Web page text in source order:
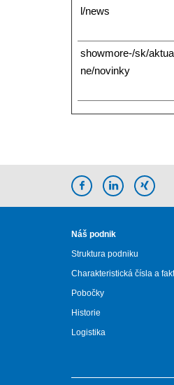
l/news
showmore-/sk/
ne/novinky
Náš podnik
Struktura podniku
Charakteristická čísla a
Pobočky
Historie
Logistika